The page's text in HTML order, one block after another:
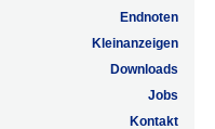
Endnoten
Kleinanzeigen
Downloads
Jobs
Kontakt